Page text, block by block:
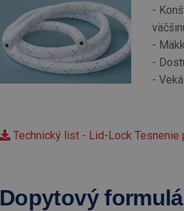
-
-
-
-
Technický list - Lid-Lock Tesnenie
Dopytový